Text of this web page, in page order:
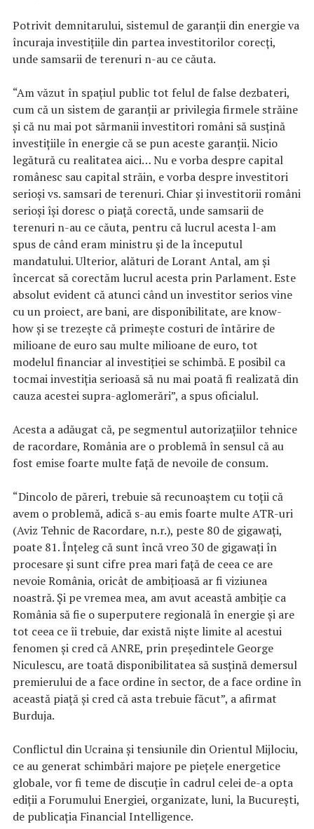
Potrivit demnitarului, sistemul de garanţii din energie va
încuraja investiţiile din partea investitorilor corecţi,
unde samsarii de terenuri n-au ce căuta.
“Am văzut în spaţiul public tot felul de false dezbateri,
cum că un sistem de garanţii ar privilegia firmele străine
şi că nu mai pot sărmanii investitori români să susţină
investiţiile în energie că se pun aceste garanţii. Nicio
legătură cu realitatea aici… Nu e vorba despre capital
românesc sau capital străin, e vorba despre investitori
serioşi vs. samsari de terenuri. Chiar şi investitorii români
serioşi îşi doresc o piaţă corectă, unde samsarii de
terenuri n-au ce căuta, pentru că lucrul acesta l-am
spus de când eram ministru şi de la începutul
mandatului. Ulterior, alături de Lorant Antal, am şi
încercat să corectăm lucrul acesta prin Parlament. Este
absolut evident că atunci când un investitor serios vine
cu un proiect, are bani, are disponibilitate, are know-
how şi se trezeşte că primeşte costuri de întărire de
milioane de euro sau multe milioane de euro, tot
modelul financiar al investiţiei se schimbă. E posibil ca
tocmai investiţia serioasă să nu mai poată fi realizată din
cauza acestei supra-aglomerări”, a spus oficialul.
Acesta a adăugat că, pe segmentul autorizaţiilor tehnice
de racordare, România are o problemă în sensul că au
fost emise foarte multe faţă de nevoile de consum.
“Dincolo de păreri, trebuie să recunoaştem cu toţii că
avem o problemă, adică s-au emis foarte multe ATR-uri
(Aviz Tehnic de Racordare, n.r.), peste 80 de gigawaţi,
poate 81. Înţeleg că sunt încă vreo 30 de gigawaţi în
procesare şi sunt cifre prea mari faţă de ceea ce are
nevoie România, oricât de ambiţioasă ar fi viziunea
noastră. Şi pe vremea mea, am avut această ambiţie ca
România să fie o superputere regională în energie şi are
tot ceea ce îi trebuie, dar există nişte limite al acestui
fenomen şi cred că ANRE, prin preşedintele George
Niculescu, are toată disponibilitatea să susţină demersul
premierului de a face ordine în sector, de a face ordine în
această piaţă şi cred că asta trebuie făcut”, a afirmat
Burduja.
Conflictul din Ucraina şi tensiunile din Orientul Mijlociu,
ce au generat schimbări majore pe pieţele energetice
globale, vor fi teme de discuţie în cadrul celei de-a opta
ediţii a Forumului Energiei, organizate, luni, la Bucureşti,
de publicaţia Financial Intelligence.